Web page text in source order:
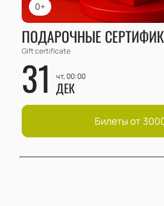
0+
ПОДАРОЧНЫЕ
Gift certificate
31 чт, 00:00
ДЕК
Билеты от